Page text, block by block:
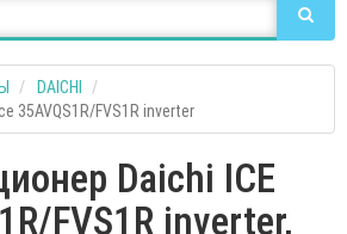
DAICHI
35AVQS1R/FVS1R inverter
Daichi ICE
FVS1R inverter,